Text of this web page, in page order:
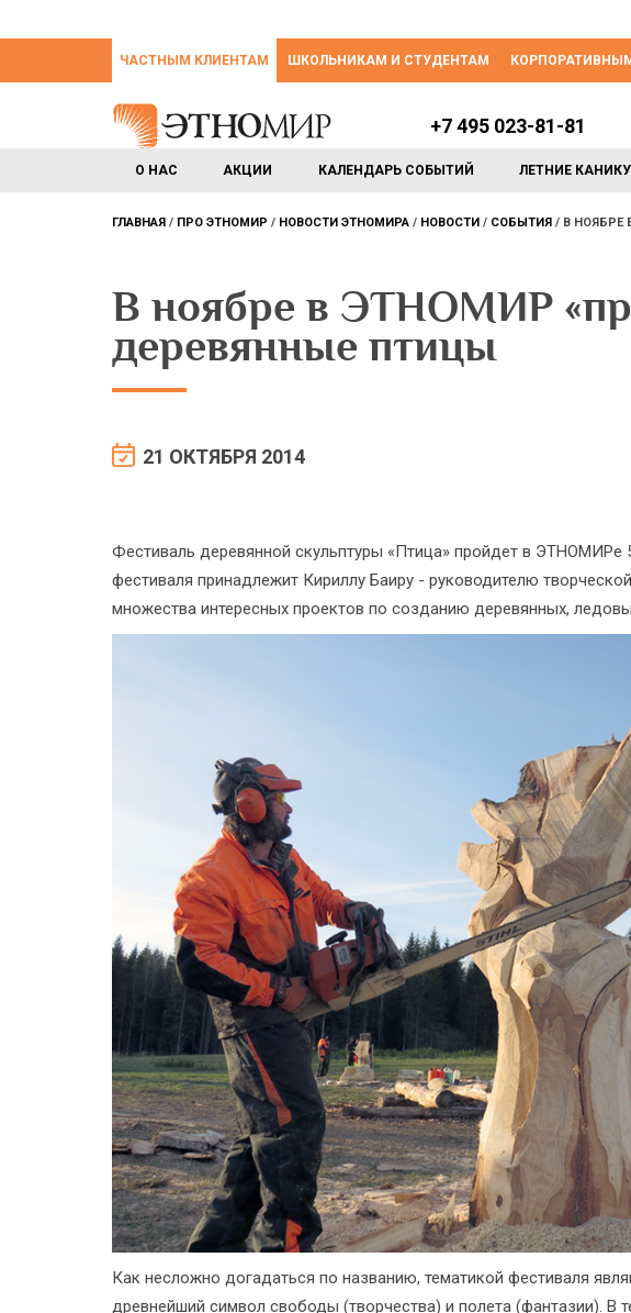
ЧАСТНЫМ КЛИЕНТАМ ШКОЛЬНИКАМ И СТУДЕНТАМ
О НАС АКЦИИ КАЛЕНДАРЬ СОБЫТИЙ ЛЕТНИЕ
+7 495 023-81-81
ГЛАВНАЯ ПРО ЭТНОМИР НОВОСТИ ЭТНОМИРА НОВОСТИ СОБЫТИЯ В НОЯБРЕ
В ноябре в ЭТНОМИР
деревянные птицы
21 ОКТЯБРЯ 2014
Фестиваль деревянной скульптуры «Птица» пройдет в ЭТНОМИРе
фестиваля принадлежит Кириллу Баиру - руководителю
множества интересных проектов по созданию деревянных,
Как несложно догадаться по названию, тематикой фестиваля
древнейший символ свободы (творчества) и полета (фантазии). В